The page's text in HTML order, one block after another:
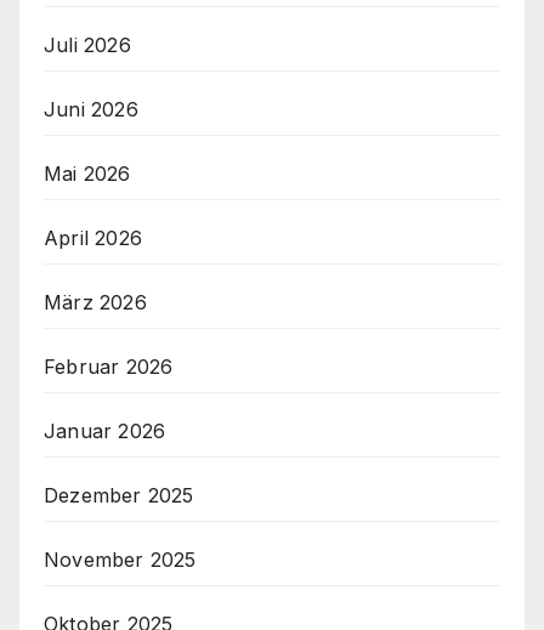
Juli 2026
Juni 2026
Mai 2026
April 2026
März 2026
Februar 2026
Januar 2026
Dezember 2025
November 2025
Oktober 2025